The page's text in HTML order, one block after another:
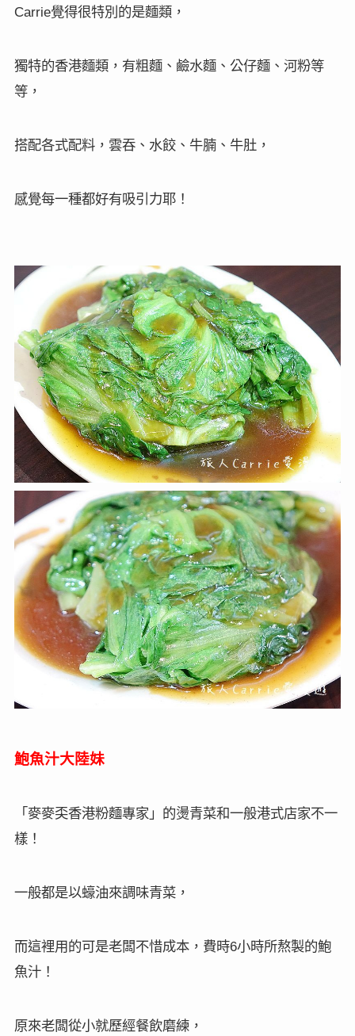
Carrie覺得很特別的是麵類，
獨特的香港麵類，有粗麵、鹼水麵、公仔麵、河粉等
等，
搭配各式配料，雲吞、水餃、牛腩、牛肚，
感覺每一種都好有吸引力耶！
鮑魚汁大陸妹
「麥麥奀香港粉麵專家」的燙青菜和一般港式店家不一
樣！
一般都是以蠔油來調味青菜，
而這裡用的可是老闆不惜成本，費時6小時所熬製的鮑
魚汁！
原來老闆從小就歷經餐飲磨練，